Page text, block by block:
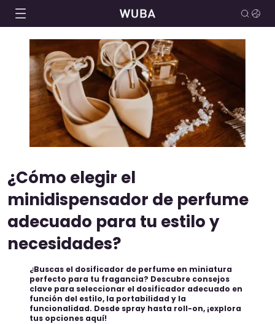
¿Cómo elegir el
minidispensador de perfume
adecuado para tu estilo y
necesidades?
¿Buscas el dosificador de perfume en miniatura
perfecto para tu fragancia? Descubre consejos
clave para seleccionar el dosificador adecuado en
función del estilo, la portabilidad y la
funcionalidad. Desde spray hasta roll-on, ¡explora
tus opciones aquí!